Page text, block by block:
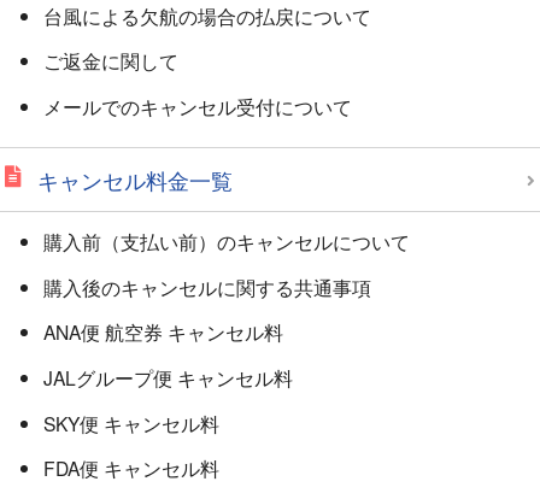
台風による欠航の場合の払戻について
ご返金に関して
メールでのキャンセル受付について
キャンセル料金一覧
購入前（支払い前）のキャンセルについて
購入後のキャンセルに関する共通事項
ANA便 航空券 キャンセル料
JALグループ便 キャンセル料
SKY便 キャンセル料
FDA便 キャンセル料